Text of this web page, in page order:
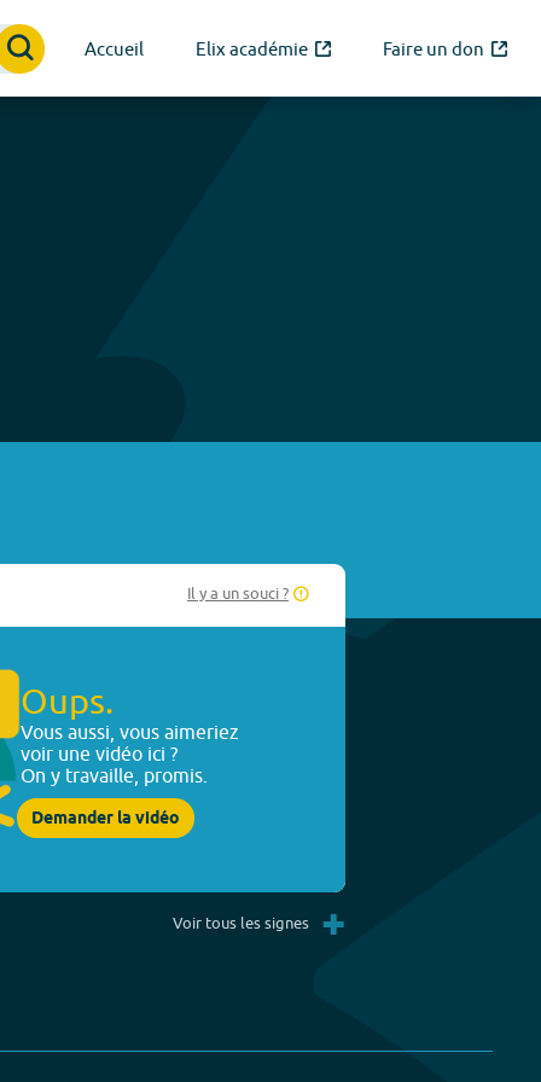
Accueil Elix académie Faire un don
Il y a un souci ?
Oups.
Vous aussi, vous aimeriez
voir une vidéo ici ?
On y travaille, promis.
Demander la vidéo
Voir tous les signes +